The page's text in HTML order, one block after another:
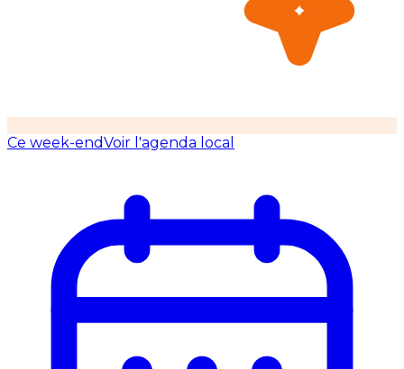
Ce week-endVoir l'agenda local